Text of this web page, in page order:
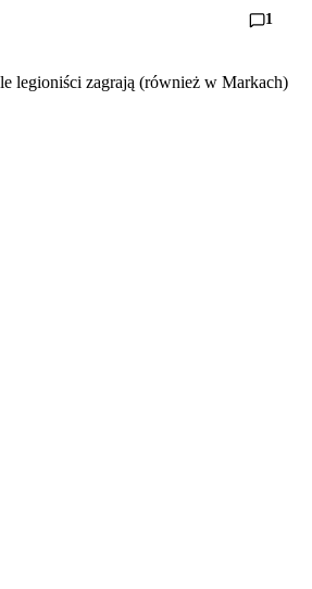
1
legioniści zagrają (również w Markach)